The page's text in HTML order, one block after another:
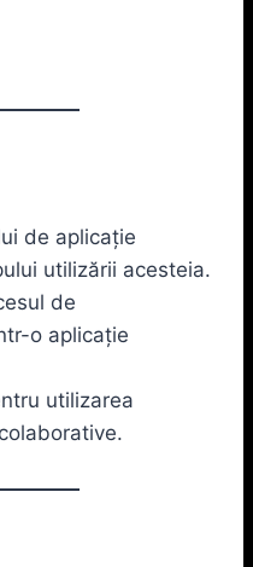
de aplicație
utilizării acesteia.
de
o aplicație
utilizarea